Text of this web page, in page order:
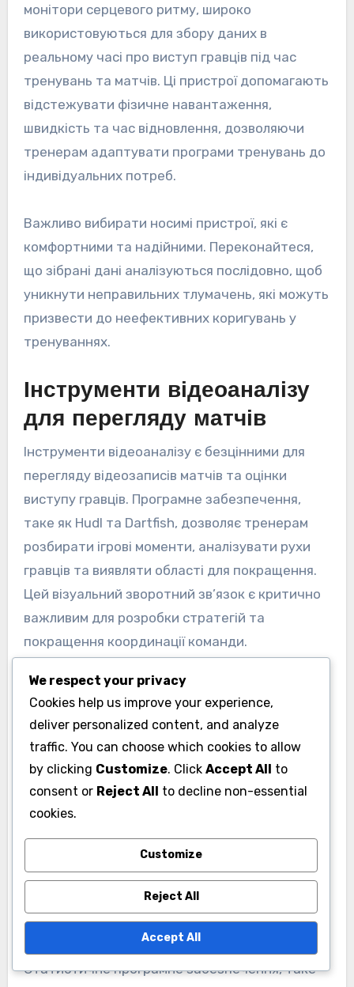
монітори серцевого ритму, широко
використовуються для збору даних в
реальному часі про виступ гравців під час
тренувань та матчів. Ці пристрої допомагають
відстежувати фізичне навантаження,
швидкість та час відновлення, дозволяючи
тренерам адаптувати програми тренувань до
індивідуальних потреб.
Важливо вибирати носимі пристрої, які є
комфортними та надійними. Переконайтеся,
що зібрані дані аналізуються послідовно, щоб
уникнути неправильних тлумачень, які можуть
призвести до неефективних коригувань у
тренуваннях.
Інструменти відеоаналізу
для перегляду матчів
Інструменти відеоаналізу є безцінними для
перегляду відеозаписів матчів та оцінки
виступу гравців. Програмне забезпечення,
таке як Hudl та Dartfish, дозволяє тренерам
розбирати ігрові моменти, аналізувати рухи
гравців та виявляти області для покращення.
Цей візуальний зворотний зв’язок є критично
важливим для розробки стратегій та
покращення координації команди.
Для ефективного використання
переконайтеся, що сесії відеоаналізу
інтегровані в регулярні графіки тренувань.
відеоматеріалом, сприяючи глибшому
розумінню їхніх ролей та відповідальностей на
Статистичне програмне
забезпечення для
інтерпретації даних
Статистичне програмне забезпечення, таке
We respect your privacy
Cookies help us improve your experience,
deliver personalized content, and analyze
traffic. You can choose which cookies to allow
by clicking Customize. Click Accept All to
consent or Reject All to decline non-essential
cookies.
Customize
Reject All
Accept All